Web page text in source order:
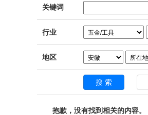
关键词
行业
地区
抱歉，没有找到相关的内容。